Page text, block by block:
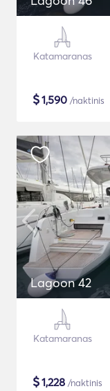
Katamaranas
$1,590 /naktinis
Lagoon 42
Katamaranas
$1,228 /naktinis